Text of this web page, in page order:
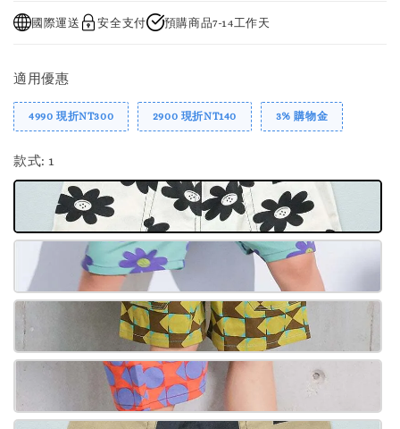
國際運送 安全支付 預購商品7-14工作天
適用優惠
4990 現折NT300 2900 現折NT140 3% 購物金
款式: 1